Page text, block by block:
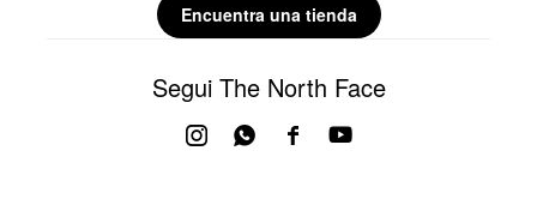
Encuentra una tienda
Segui The North Face
 
 